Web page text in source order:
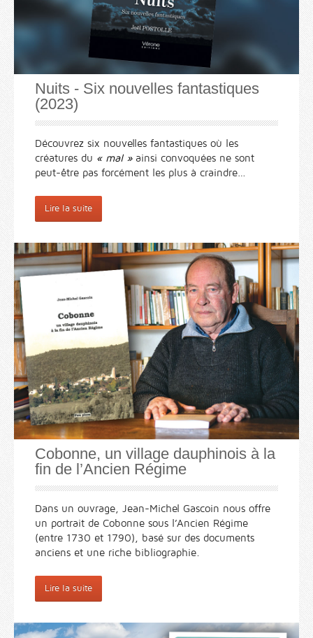
Nuits - Six nouvelles fantastiques
(2023)
Découvrez six nouvelles fantastiques où les
créatures du « mal »ainsi convoquées ne sont
peut-être pas forcément les plus à craindre…
Lire la suite
Cobonne, un village dauphinois à la
fin de l’Ancien Régime
Dans un ouvrage, Jean-Michel Gascoin nous offre
un portrait de Cobonne sous l’Ancien Régime
(entre 1730 et 1790), basé sur des documents
anciens et une riche bibliographie.
Lire la suite